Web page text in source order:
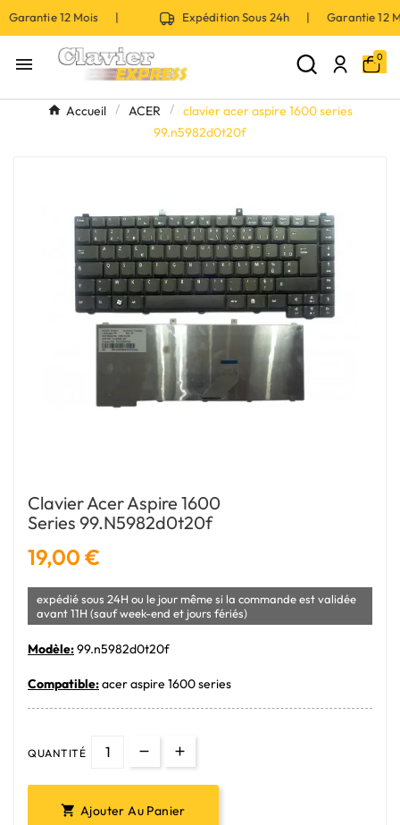
12 Mois | Expédition Sous 24h | Garantie
 0
Accueil ACER
clavier acer aspire 1600 series
99.n5982d0t20f
Clavier Acer Aspire 1600
Series 99.n5982d0t20f
19,00 €
expédié sous 24H ou le jour même si la commande est validée
avant 11H (sauf week-end et jours fériés)
Modèle:99.n5982d0t20f
Compatible:acer aspire 1600 series
QUANTITÉ
 Ajouter Au Panier